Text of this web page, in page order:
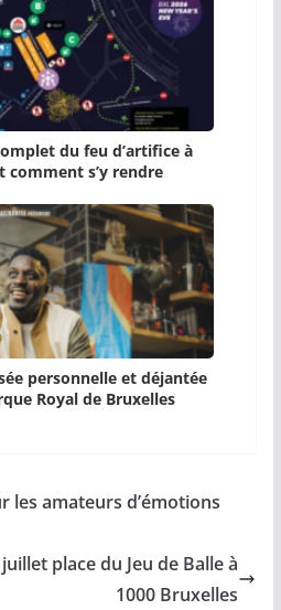
du feu d’artifice à
comment s’y rendre
personnelle et déjantée
Royal de Bruxelles
les amateurs d’émotions
place du Jeu de Balle à
1000 Bruxelles